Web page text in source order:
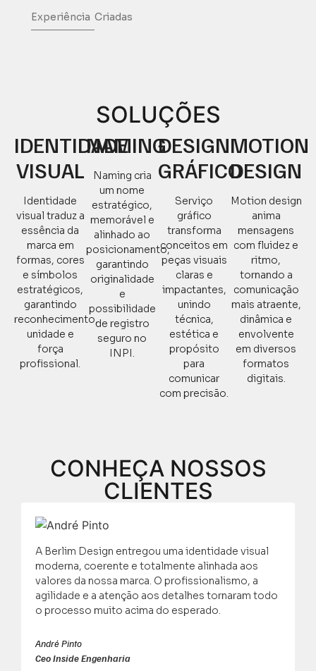
Experiência Criadas
SOLUÇÕES
IDENTIDADE
VISUAL
Identidade
visual traduz a
essência da
marca em
formas, cores
e símbolos
estratégicos,
garantindo
reconhecimento,
unidade e
força
profissional.
NAMING
Naming cria
um nome
estratégico,
memorável e
alinhado ao
posicionamento,
garantindo
originalidade
e
possibilidade
de registro
seguro no
INPI.
DESIGN
GRÁFICO
Serviço
gráfico
transforma
conceitos em
peças visuais
claras e
impactantes,
unindo
técnica,
estética e
propósito
para
comunicar
com precisão.
MOTION
DESIGN
Motion design
anima
mensagens
com fluidez e
ritmo,
tornando a
comunicação
mais atraente,
dinâmica e
envolvente
em diversos
formatos
digitais.
CONHEÇA NOSSOS
CLIENTES
A Berlim Design entregou uma identidade visual
moderna, coerente e totalmente alinhada aos
valores da nossa marca. O profissionalismo, a
agilidade e a atenção aos detalhes tornaram todo
o processo muito acima do esperado.
André Pinto
Ceo Inside Engenharia